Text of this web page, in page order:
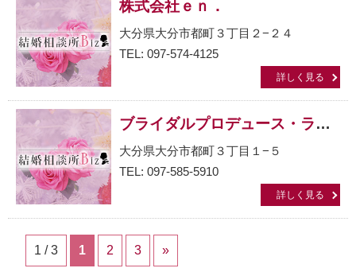
株式会社ｅｎ．
大分県大分市都町３丁目２−２４
TEL: 097-574-4125
詳しく見る
ブライダルプロデュース・ラポール（Ｒａｐｐｏｒｔ）
大分県大分市都町３丁目１−５
TEL: 097-585-5910
詳しく見る
1 / 3 1 2 3 »